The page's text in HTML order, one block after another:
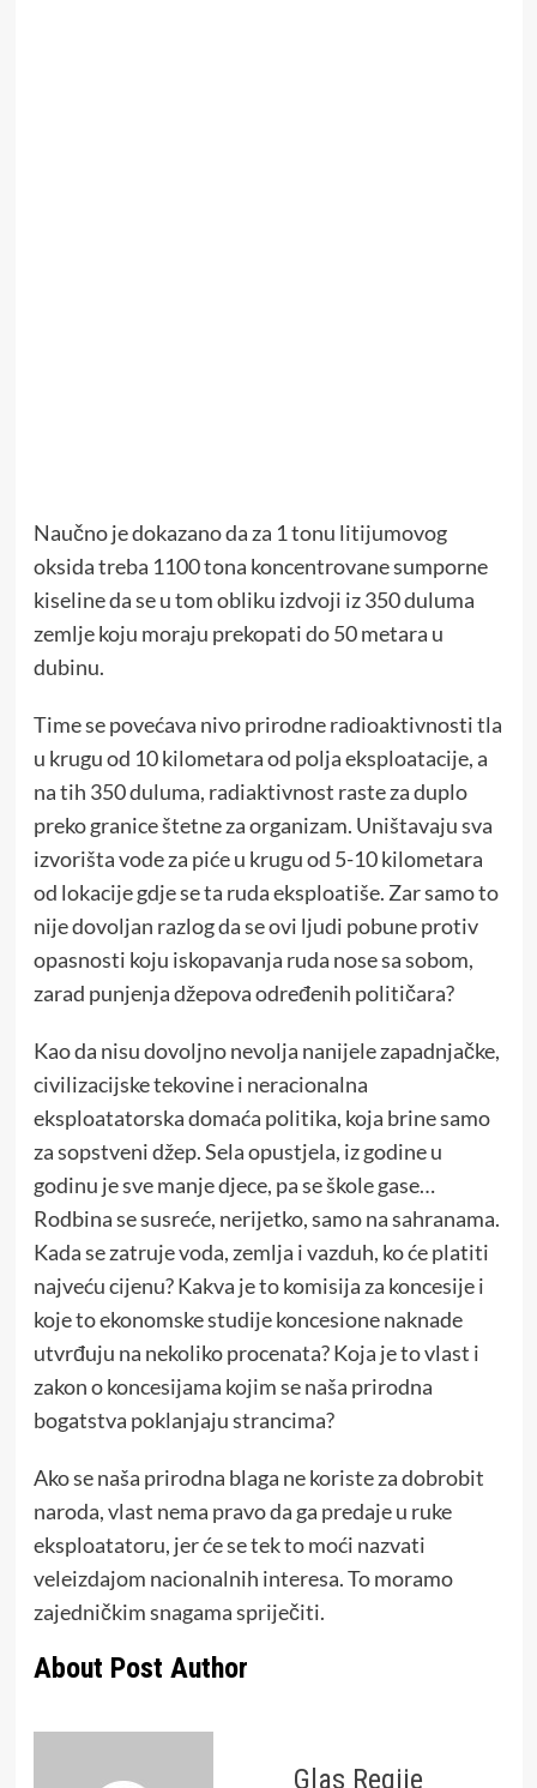
Naučno je dokazano da za 1 tonu litijumovog
oksida treba 1100 tona koncentrovane sumporne
kiseline da se u tom obliku izdvoji iz 350 duluma
zemlje koju moraju prekopati do 50 metara u
dubinu.
Time se povećava nivo prirodne radioaktivnosti tla
u krugu od 10 kilometara od polja eksploatacije, a
na tih 350 duluma, radiaktivnost raste za duplo
preko granice štetne za organizam. Uništavaju sva
izvorišta vode za piće u krugu od 5-10 kilometara
od lokacije gdje se ta ruda eksploatiše. Zar samo to
nije dovoljan razlog da se ovi ljudi pobune protiv
opasnosti koju iskopavanja ruda nose sa sobom,
zarad punjenja džepova određenih političara?
Kao da nisu dovoljno nevolja nanijele zapadnjačke,
civilizacijske tekovine i neracionalna
eksploatatorska domaća politika, koja brine samo
za sopstveni džep. Sela opustjela, iz godine u
godinu je sve manje djece, pa se škole gase…
Rodbina se susreće, nerijetko, samo na sahranama.
Kada se zatruje voda, zemlja i vazduh, ko će platiti
najveću cijenu? Kakva je to komisija za koncesije i
koje to ekonomske studije koncesione naknade
utvrđuju na nekoliko procenata? Koja je to vlast i
zakon o koncesijama kojim se naša prirodna
bogatstva poklanjaju strancima?
Ako se naša prirodna blaga ne koriste za dobrobit
naroda, vlast nema pravo da ga predaje u ruke
eksploatatoru, jer će se tek to moći nazvati
veleizdajom nacionalnih interesa. To moramo
zajedničkim snagama spriječiti.
About Post Author
Glas Regije